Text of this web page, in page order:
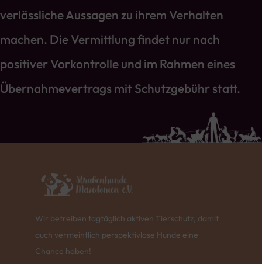
verlässliche Aussagen zu ihrem Verhalten
machen. Die Vermittlung findet nur nach
positiver Vorkontrolle und im Rahmen eines
Übernahmevertrags mit Schutzgebühr statt.
Wir betreiben tagtäglich aktiven Tierschutz, damit
auch vermeintlich perspektivlose Hunde eine
Chance haben!